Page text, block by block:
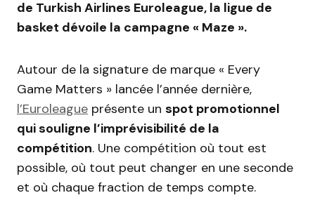
de Turkish Airlines Euroleague, la ligue de
basket dévoile la campagne « Maze ».
Autour de la signature de marque « Every
Game Matters » lancée l’année dernière,
l’Euroleague présente un spot promotionnel
qui souligne l’imprévisibilité de la
compétition. Une compétition où tout est
possible, où tout peut changer en une seconde
et où chaque fraction de temps compte.